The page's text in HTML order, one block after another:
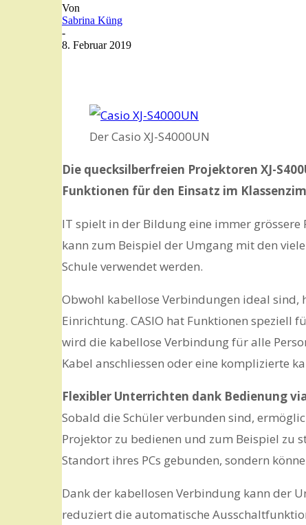
Von
Sabrina Küng
-
8. Februar 2019
Der Casio XJ-S4000UN
Die quecksilberfreien Projektoren XJ-
Funktionen für den Einsatz im
IT spielt in der Bildung eine immer grössere
kann zum Beispiel der Umgang mit den
Schule verwendet werden.
Obwohl kabellose Verbindungen ideal
Einrichtung. CASIO hat Funktionen speziell
wird die kabellose Verbindung für alle
Kabel anschliessen oder eine komplizierte
Flexibler Unterrichten dank Bedienung
Sobald die Schüler verbunden sind,
Projektor zu bedienen und zum Beispiel zu
Standort ihres PCs gebunden, sondern
Dank der kabellosen Verbindung kann der
reduziert die automatische